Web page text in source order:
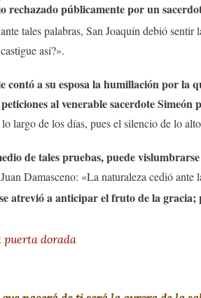
rechazado públicamente por un
tales palabras, San Joaquín debió
así?».
contó a su esposa la humillación por la
al venerable sacerdote
largo de los días, pues el silencio de lo
de tales pruebas, puede
Damasceno: «La naturaleza cedió
atrevió a anticipar el fruto de la
puerta dorada